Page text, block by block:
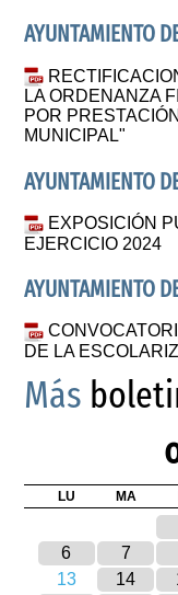
AYUNTAMIENTO
LA ORDENANZA
POR
MUNICIPAL"
AYUNTAMIENTO
EXPOSICIÓN
EJERCICIO 2024
AYUNTAMIENTO
DE LA
Más
LU MA
6
7
13
14